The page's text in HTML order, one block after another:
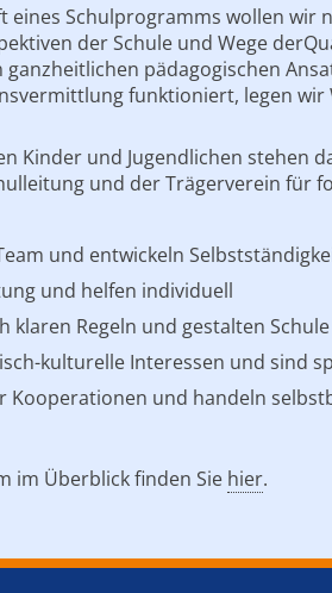
eines Schulprogramms wollen wir
der Schule und Wege
ganzheitlichen pädagogischen
funktioniert, legen
Kinder und Jugendlichen stehen
und der Trägerverein für
und entwickeln
und helfen individuell
klaren Regeln und gestalten
kulturelle Interessen und sind
Kooperationen und handeln
im Überblick finden Sie hier.